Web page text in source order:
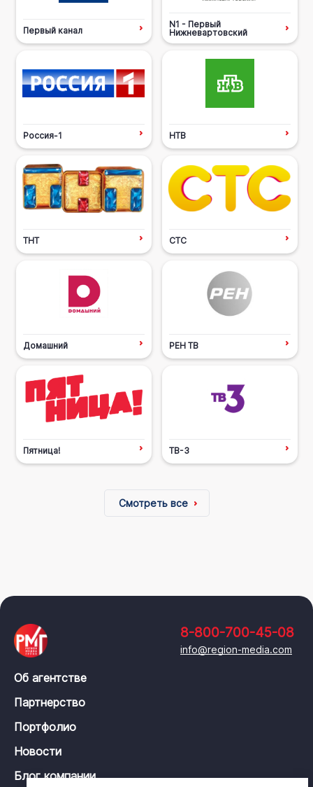
Первый канал
N1 - Первый
Нижневартовский
Россия-1 НТВ
ТНТ СТС
Домашний РЕН ТВ
Пятница! ТВ-3
Смотреть все
8-800-700-45-08
info@region-media.com
Об агентстве
Партнерство
Портфолио
Новости
Блог компании